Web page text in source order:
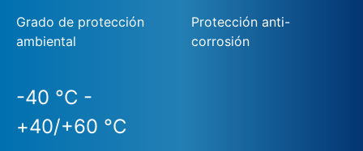
Grado de protección
ambiental
Protección anti-
corrosión
-40 °C -
+40/+60 °C